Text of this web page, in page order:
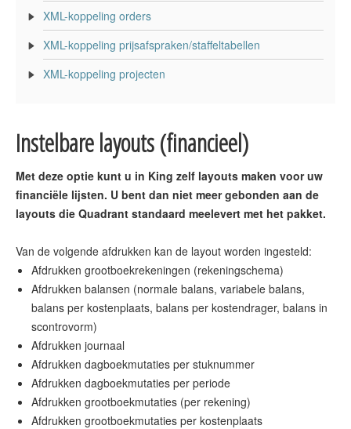
XML-koppeling orders
XML-koppeling prijsafspraken/staffeltabellen
XML-koppeling projecten
Instelbare layouts (financieel)
Met deze optie kunt u in King zelf layouts maken voor uw
financiële lijsten. U bent dan niet meer gebonden aan de
layouts die Quadrant standaard meelevert met het pakket.
Afdrukken grootboekrekeningen (rekeningschema)
Afdrukken balansen (normale balans, variabele balans,
balans per kostenplaats, balans per kostendrager, balans in
scontrovorm)
Afdrukken journaal
Afdrukken dagboekmutaties per stuknummer
Afdrukken dagboekmutaties per periode
Afdrukken grootboekmutaties (per rekening)
Afdrukken grootboekmutaties per kostenplaats